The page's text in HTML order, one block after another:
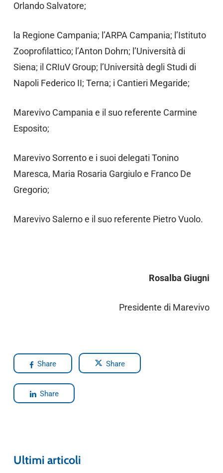
Orlando Salvatore;
la Regione Campania; l’ARPA Campania; l’Istituto
Zooprofilattico; l’Anton Dohrn; l’Università di
Siena; il CRIuV Group; l’Università degli Studi di
Napoli Federico II; Terna; i Cantieri Megaride;
Marevivo Campania e il suo referente Carmine
Esposito;
Marevivo Sorrento e i suoi delegati Tonino
Maresca, Maria Rosaria Gargiulo e Franco De
Gregorio;
Marevivo Salerno e il suo referente Pietro Vuolo.
Rosalba Giugni
Presidente di Marevivo
Share Share
Share
Ultimi articoli